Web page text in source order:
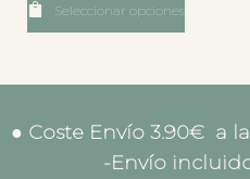
Seleccionar opciones
● Coste Envío
-Envío incluido